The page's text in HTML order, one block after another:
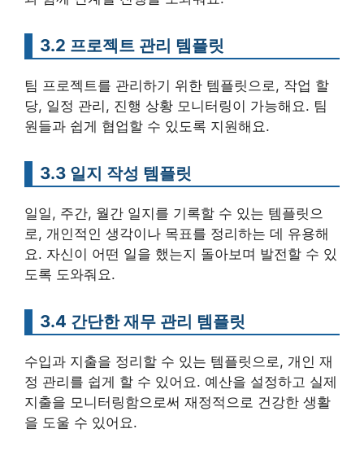
3.2 프로젝트 관리 템플릿
팀 프로젝트를 관리하기 위한 템플릿으로, 작업 할
당, 일정 관리, 진행 상황 모니터링이 가능해요. 팀
원들과 쉽게 협업할 수 있도록 지원해요.
3.3 일지 작성 템플릿
일일, 주간, 월간 일지를 기록할 수 있는 템플릿으
로, 개인적인 생각이나 목표를 정리하는 데 유용해
요. 자신이 어떤 일을 했는지 돌아보며 발전할 수 있
도록 도와줘요.
3.4 간단한 재무 관리 템플릿
수입과 지출을 정리할 수 있는 템플릿으로, 개인 재
정 관리를 쉽게 할 수 있어요. 예산을 설정하고 실제
지출을 모니터링함으로써 재정적으로 건강한 생활
을 도울 수 있어요.